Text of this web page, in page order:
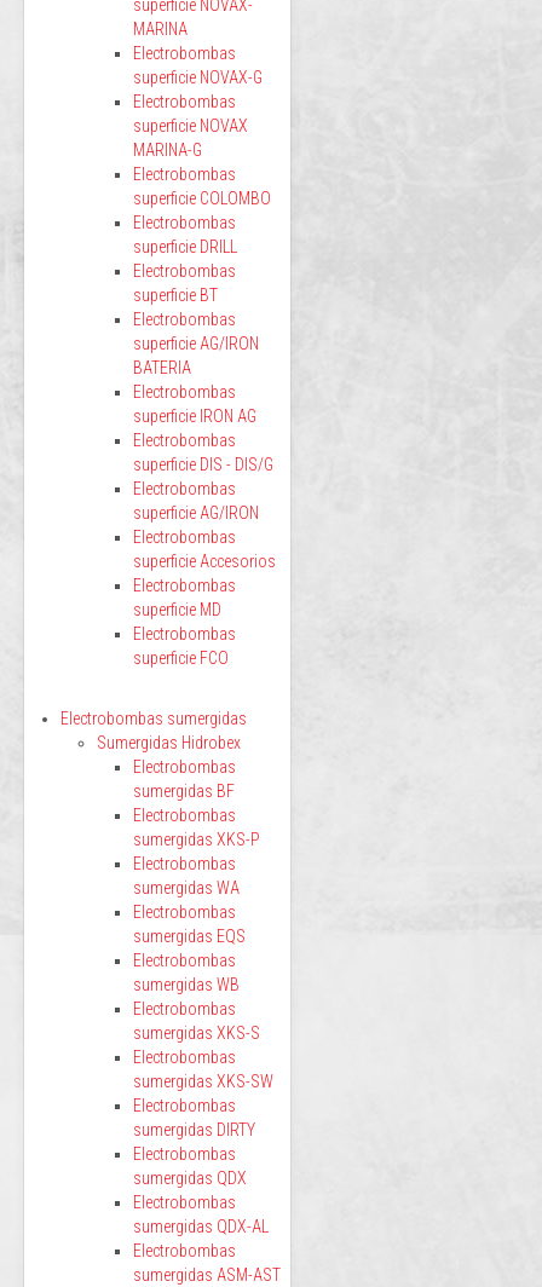
superficie NOVAX-
MARINA
Electrobombas
superficie NOVAX-G
Electrobombas
superficie NOVAX
MARINA-G
Electrobombas
superficie COLOMBO
Electrobombas
superficie DRILL
Electrobombas
superficie BT
Electrobombas
superficie AG/IRON
BATERIA
Electrobombas
superficie IRON AG
Electrobombas
superficie DIS - DIS/G
Electrobombas
superficie AG/IRON
Electrobombas
superficie Accesorios
Electrobombas
superficie MD
Electrobombas
superficie FCO
Electrobombas sumergidas
Sumergidas Hidrobex
Electrobombas
sumergidas BF
Electrobombas
sumergidas XKS-P
Electrobombas
sumergidas WA
Electrobombas
sumergidas EQS
Electrobombas
sumergidas WB
Electrobombas
sumergidas XKS-S
Electrobombas
sumergidas XKS-SW
Electrobombas
sumergidas DIRTY
Electrobombas
sumergidas QDX
Electrobombas
sumergidas QDX-AL
Electrobombas
sumergidas ASM-AST